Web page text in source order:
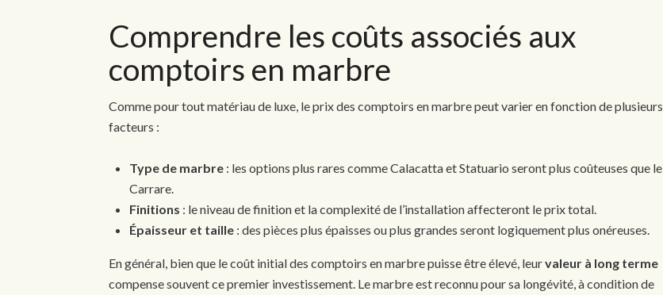
Comprendre les coûts associés aux
comptoirs en marbre
Comme pour tout matériau de luxe, le prix des comptoirs en marbre peut varier en fonction de plusieurs
facteurs :
Type de marbre : les options plus rares comme Calacatta et Statuario seront plus coûteuses que le
Carrare.
Finitions : le niveau de finition et la complexité de l’installation affecteront le prix total.
Épaisseur et taille : des pièces plus épaisses ou plus grandes seront logiquement plus onéreuses.
En général, bien que le coût initial des comptoirs en marbre puisse être élevé, leurvaleur à long terme
compense souvent ce premier investissement. Le marbre est reconnu pour sa longévité, à condition de